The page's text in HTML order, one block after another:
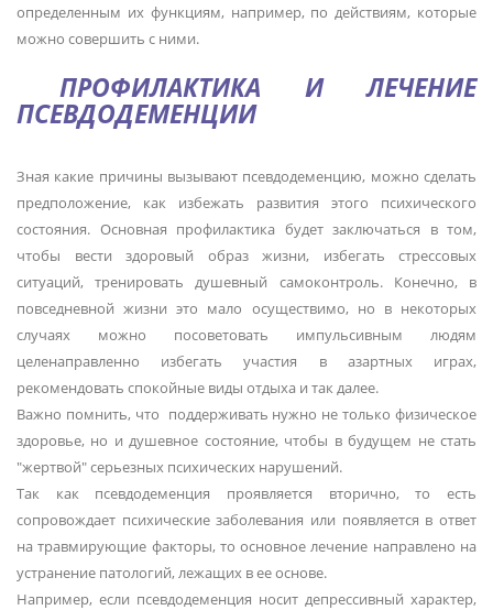
определенным их функциям, например, по действиям, которые
можно совершить с ними.
ПРОФИЛАКТИКА И ЛЕЧЕНИЕ
ПСЕВДОДЕМЕНЦИИ
Зная какие причины вызывают псевдодеменцию, можно сделать
предположение, как избежать развития этого психического
состояния. Основная профилактика будет заключаться в том,
чтобы вести здоровый образ жизни, избегать стрессовых
ситуаций, тренировать душевный самоконтроль. Конечно, в
повседневной жизни это мало осуществимо, но в некоторых
случаях можно посоветовать импульсивным людям
целенаправленно избегать участия в азартных играх,
рекомендовать спокойные виды отдыха и так далее.
Важно помнить, что поддерживать нужно не только физическое
здоровье, но и душевное состояние, чтобы в будущем не стать
"жертвой" серьезных психических нарушений.
Так как псевдодеменция проявляется вторично, то есть
сопровождает психические заболевания или появляется в ответ
на травмирующие факторы, то основное лечение направлено на
устранение патологий, лежащих в ее основе.
Например, если псевдодеменция носит депрессивный характер,